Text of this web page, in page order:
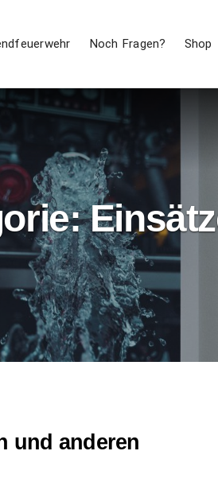
Noch Fragen? Shop
und anderen